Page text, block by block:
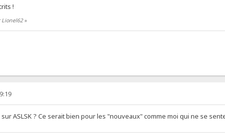
!
Lionel62»
ASLSK ? Ce serait bien pour les "nouveaux" comme moi qui ne se